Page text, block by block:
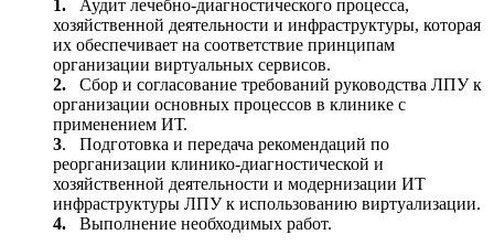
1. Аудит лечебно-диагностического процесса,
хозяйственной деятельности и инфраструктуры, которая
их обеспечивает на соответствие принципам
организации виртуальных сервисов.
2. Сбор и согласование требований руководства ЛПУ к
организации основных процессов в клинике с
применением ИТ.
3. Подготовка и передача рекомендаций по
реорганизации клинико-диагностической и
хозяйственной деятельности и модернизации ИТ
инфраструктуры ЛПУ к использованию виртуализации.
4. Выполнение необходимых работ.